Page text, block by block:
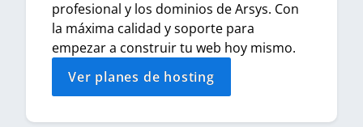
profesional y los dominios de Arsys. Con
la máxima calidad y soporte para
empezar a construir tu web hoy mismo.
Ver planes de hosting